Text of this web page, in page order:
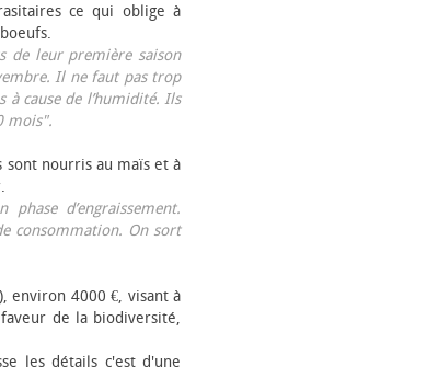
ce qui oblige à
bœufs.
de leur première saison
Il ne faut pas trop
cause de l’humidité. Ils
mois".
sont nourris au maïs et à
d’engraissement.
consommation. On sort
environ 4000 €, visant à
de la biodiversité,
les détails c'est d'une